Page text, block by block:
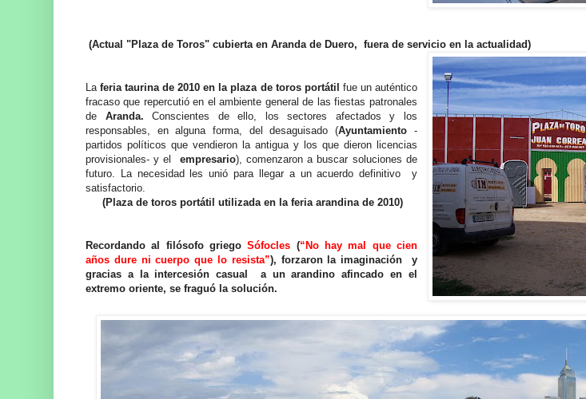
(Actual "Plaza de Toros" cubierta en Aranda de Duero, fuera de servicio en la actualidad)
Laferia taurina de 2010 en la plaza de toros portátil fue un auténtico
fracaso que repercutió en el ambiente general de las fiestas patronales
de Aranda. Conscientes de ello, los sectores afectados y los
responsables, en alguna forma, del desaguisado (Ayuntamiento -
partidos políticos que vendieron la antigua y los que dieron licencias
provisionales- y el empresario), comenzaron a buscar soluciones de
futuro. La necesidad les unió para llegar a un acuerdo definitivo y
satisfactorio.
(Plaza de toros portátil utilizada en la feria arandina de 2010)
Recordando al filósofo griegoSófocles (“No hay mal que cien
años dure ni cuerpo que lo resista”), forzaron la imaginación y
gracias a la intercesión casual a un arandino afincado en el
extremo oriente, se fraguó la solución.